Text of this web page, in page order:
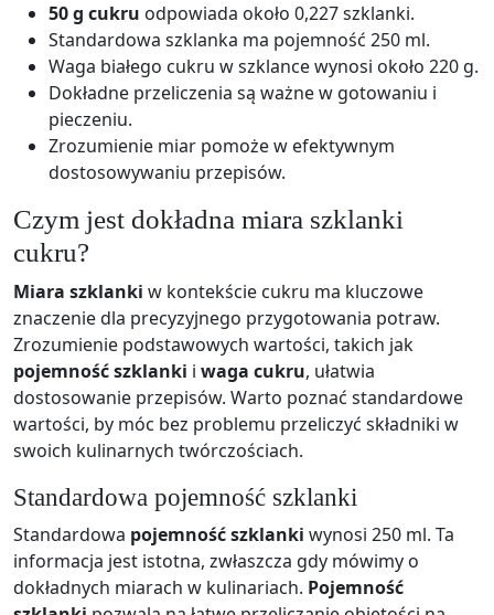
50 g cukru odpowiada około 0,227 szklanki.
Standardowa szklanka ma pojemność 250 ml.
Waga białego cukru w szklance wynosi około 220 g.
Dokładne przeliczenia są ważne w gotowaniu i
pieczeniu.
Zrozumienie miar pomoże w efektywnym
dostosowywaniu przepisów.
Czym jest dokładna miara szklanki
cukru?
Miara szklanki w kontekście cukru ma kluczowe
znaczenie dla precyzyjnego przygotowania potraw.
Zrozumienie podstawowych wartości, takich jak
pojemność szklanki i waga cukru, ułatwia
dostosowanie przepisów. Warto poznać standardowe
wartości, by móc bez problemu przeliczyć składniki w
swoich kulinarnych twórczościach.
Standardowa pojemność szklanki
Standardowa pojemność szklanki wynosi 250 ml. Ta
informacja jest istotna, zwłaszcza gdy mówimy o
dokładnych miarach w kulinariach. Pojemność